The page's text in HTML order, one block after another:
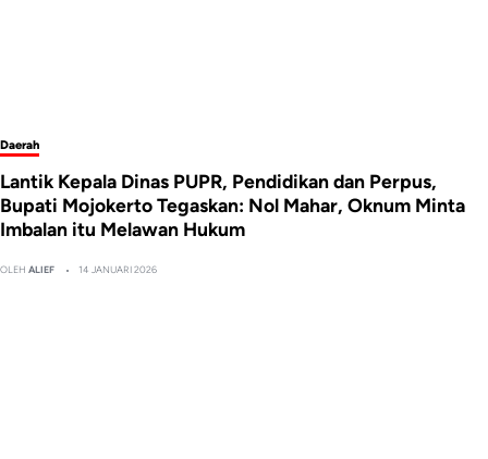
Daerah
Lantik Kepala Dinas PUPR, Pendidikan dan Perpus,
Bupati Mojokerto Tegaskan: Nol Mahar, Oknum Minta
Imbalan itu Melawan Hukum
OLEHALIEF 14 JANUARI 2026